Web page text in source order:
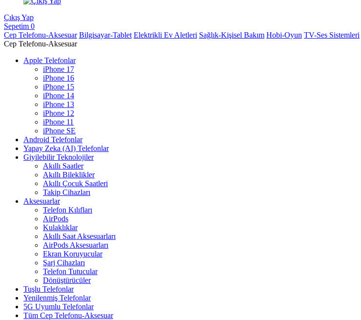
Çıkış Yap
Sepetim 0
Cep Telefonu-Aksesuar Bilgisayar-Tablet Elektrikli Ev Aletleri Sağlık-Kişisel Bakım Hobi-Oyun TV-Ses Sistemleri
Cep Telefonu-Aksesuar
Apple Telefonlar
iPhone 17
iPhone 16
iPhone 15
iPhone 14
iPhone 13
iPhone 12
iPhone 11
iPhone SE
Android Telefonlar
Yapay Zeka (AI) Telefonlar
Giyilebilir Teknolojiler
Akıllı Saatler
Akıllı Bileklikler
Akıllı Çocuk Saatleri
Takip Cihazları
Aksesuarlar
Telefon Kılıfları
AirPods
Kulaklıklar
Akıllı Saat Aksesuarları
AirPods Aksesuarları
Ekran Koruyucular
Şarj Cihazları
Telefon Tutucular
Dönüştürücüler
Tuşlu Telefonlar
Yenilenmiş Telefonlar
5G Uyumlu Telefonlar
Tüm Cep Telefonu-Aksesuar